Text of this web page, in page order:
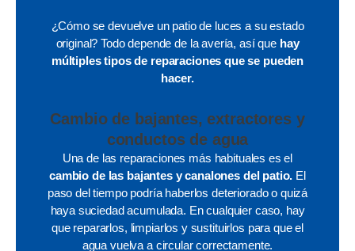
¿Cómo se devuelve un patio de luces a su estado
original? Todo depende de la avería, así que hay
múltiples tipos de reparaciones que se pueden
hacer.
Cambio de bajantes, extractores y
conductos de agua
Una de las reparaciones más habituales es el
cambio de las bajantes y canalones del patio. El
paso del tiempo podría haberlos deteriorado o quizá
haya suciedad acumulada. En cualquier caso, hay
que repararlos, limpiarlos y sustituirlos para que el
agua vuelva a circular correctamente.